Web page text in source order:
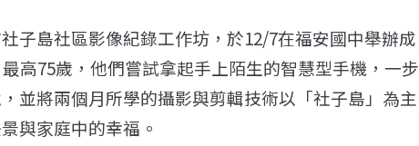
子島社區影像紀錄工作坊，於12/7在福安國中舉辦成
高75歲，他們嘗試拿起手上陌生的智慧型手機，一步
並將兩個月所學的攝影與剪輯技術以「社子島」為主
與家庭中的幸福。